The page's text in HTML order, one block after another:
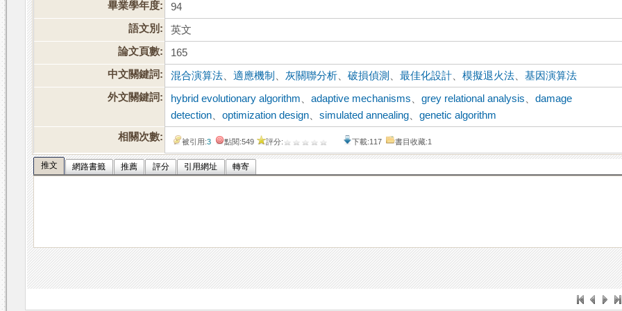
畢業學年度:
94
語文別:
英文
論文頁數:
165
中文關鍵詞:
混合演算法 、適應機制 灰關聯分析 、破損偵測 、最佳化設計 、模擬退火法 、基因演算法
外文關鍵詞:
hybrid evolutionary algorithm 、adaptive mechanisms 、grey relational analysis 、damage
detection 、optimization design 、simulated annealing 、genetic algorithm
相關次數:
被引用:3 點閱:549 評分: 下載:117 書目收藏:1
推文 網路書籤 推薦 評分 引用網址 轉寄